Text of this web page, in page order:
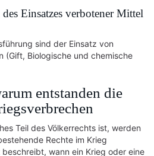
Einsatzes verbotener Mittel
sind der Einsatz von
(Gift, Biologische und chemische
entstanden die
Teil des Völkerrechts ist, werden
Rechte im Krieg
wann ein Krieg oder eine